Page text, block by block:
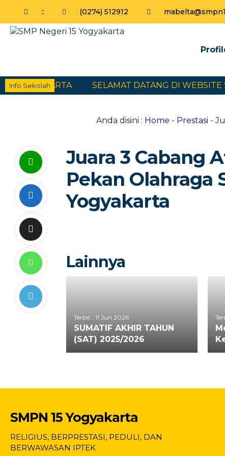
:: (0274) 512912
Info Sekolah SELAMAT DATANG DI WEBSITE
Anda disini : Home - Prestasi -
Juara 3 Cabang
Pekan Olahraga
Yogyakarta
Lainnya
Terbit : 11 Jun 2026
SUMATIF AKHIR TAHUN
(SAT) 2025/2026
SMPN 15 Yogyakarta
RELIGIUS, BERPRESTASI, PEDULI, DAN
BERWAWASAN IPTEK